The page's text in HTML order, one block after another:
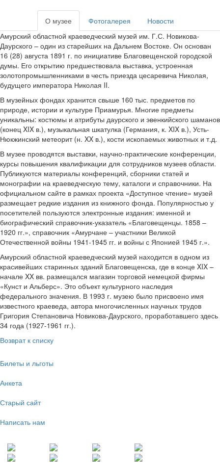
О музее Фотогалерея
Новости
Амурский областной краеведческий музей им. Г.С. Новикова-
Даурского – один из старейших на Дальнем Востоке. Он основан
16 (28) августа 1891 г. по инициативе Благовещенской городской
думы. Его открытию предшествовала выставка, устроенная
золотопромышленниками в честь приезда цесаревича Николая,
будущего императора Николая II.
В музейных фондах хранится свыше 160 тыс. предметов по
природе, истории и культуре Приамурья. Многие предметы
уникальны: костюмы и атрибуты даурского и эвенкийского шаманов
(конец XIX в.), музыкальная шкатулка (Германия, к. XIX в.), Усть-
Нюкжинский метеорит (н. XX в.), кости ископаемых животных и т.д.
В музее проводятся выставки, научно-практические конференции,
курсы повышения квалификации для сотрудников музеев области.
Публикуются материалы конференций, сборники статей и
монографии на краеведческую тему, каталоги и справочники. На
официальном сайте в рамках проекта «Доступное чтение» музей
размещает редкие издания из книжного фонда. Популярностью у
посетителей пользуются электронные издания: именной и
биографический справочник-указатель «Благовещенцы. 1858 –
1920 гг.», справочник «Амурчане – участники Великой
Отечественной войны 1941-1945 гг. и войны с Японией 1945 г.».
Амурский областной краеведческий музей находится в одном из
красивейших старинных зданий Благовещенска, где в конце XIX –
начале XX вв. размещался магазин торговой немецкой фирмы
«Кунст и Альберс». Это объект культурного наследия
федерального значения. В 1993 г. музею было присвоено имя
известного краеведа, автора многочисленных научных трудов
Григория Степановича Новикова-Даурского, проработавшего здесь
34 года (1927-1961 гг.).
Возврат к списку
Билеты и льготы
Анкета
Старый сайт
Написать нам